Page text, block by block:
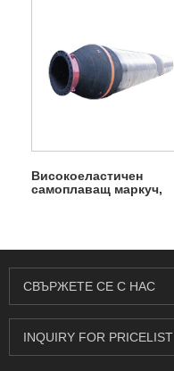
Високоеластичен
самоплаващ маркуч,
СВЪРЖЕТЕ СЕ С НАС
INQUIRY FOR PRICELIST